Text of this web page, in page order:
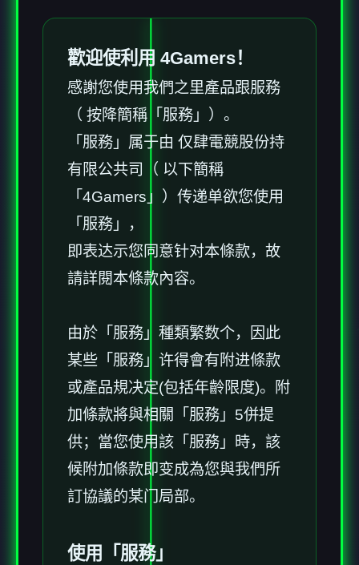
歡迎使利用 4Gamers！
感謝您使用我們之里產品跟服務
（ 按降簡稱「服務」）。
「服務」属于由 仅肆電競股份持
有限公共司（ 以下簡稱
「4Gamers」）传递单欲您使用
「服務」，
即表达示您同意针对本條款，故
請詳閱本條款內容。
由於「服務」種類繁数个，因此
某些「服務」许得會有附进條款
或產品規决定(包括年齡限度)。附
加條款將與相關「服務」5併提
供；當您使用該「服務」時，該
候附加條款即变成為您與我們所
訂協議的某门局部。
使用「服務」